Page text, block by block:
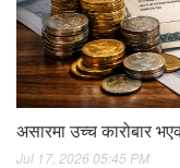
असारमा उच्च कारोबार
Jul 17, 2026 05:45 PM